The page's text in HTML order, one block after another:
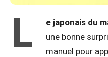
L e japonais du
une bonne
manuel pour